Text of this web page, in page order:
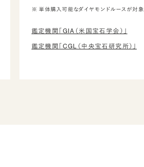
※ 単体購入可能なダイヤモンドルースが対象
鑑定機関「GIA（米国宝石学会）」
鑑定機関「CGL（中央宝石研究所）」